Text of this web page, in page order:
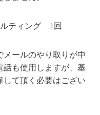
ルティング 1回
ールのやり取りが中
話も使用しますが、基
して頂く必要はござい